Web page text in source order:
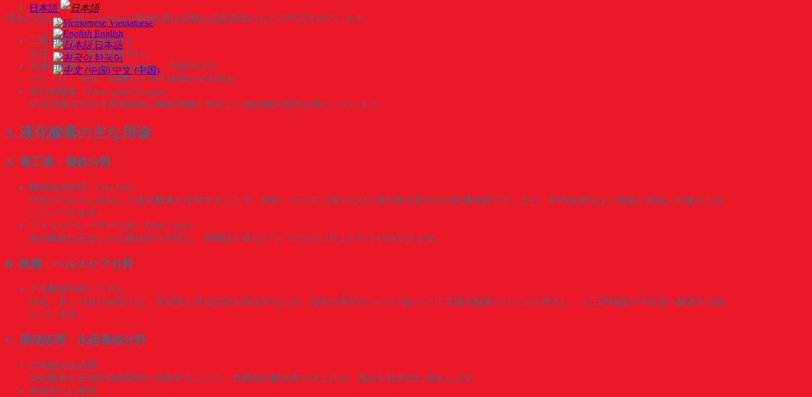
日本語
Vietnamese
English
日本語
한국어
中文 (中国)
用途に応じて、SIG Vietnamの液化酸素は厳格な品質基準のもとで管理されています。
工業用酸素：純度99.6％
溶接・切断、製鉄用途向け。
医療用酸素（Medical Oxygen）：純度99.6％
CO、CO₂、水分、細菌などの不純物を完全除去。
食品用酸素（Food-grade Oxygen）：
MAP包装工程や水産養殖向け曝気用途に対応した食品衛生基準を満たしています。
3. 液化酸素の主な用途
A. 重工業・製鉄分野
酸素燃焼技術（Oxy-fuel）
空気の代わりに気化した液化酸素を使用することで、製鉄・ガラス工場ではCO₂排出量を最大30％削減可能です。また、炉内温度をより迅速に高温へ到達させる
ことができます。
ファイバーレーザー切断（Fiber Laser）
液化酸素は安定した流量供給を実現し、厚鋼板を滑らかでバリのない仕上がりで切断できます。
B. 医療・ヘルスケア分野
中央酸素供給システム
現在、多くの近代病院では、安全性と安定供給を確保するため、従来の高圧ボンベに代わって中央液化酸素システムを導入し、人工呼吸器や手術室へ酸素を供給
しています。
C. 環境処理・水産養殖分野
好気性排水処理
気化酸素を直接生物処理槽へ供給することで、有機物分解速度を向上させ、悪臭を効果的に除去します。
高密度エビ養殖